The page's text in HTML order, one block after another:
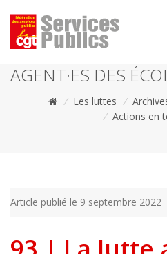
AGENT·ES DES
/ Les luttes /
/ Actions en
Article publié le 9 septembre 2022